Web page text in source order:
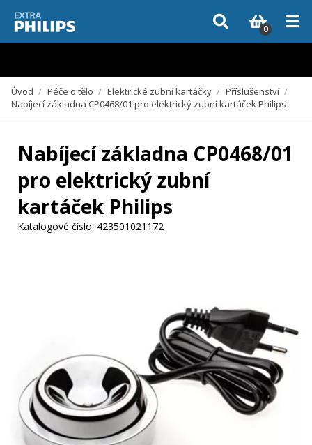
Vzhledem k aktuální situaci se může dodání dílů, které nejsou skladem,
zpozdit. Děkujeme za pochopení.
0
Úvod / Péče o tělo / Elektrické zubní kartáčky / Příslušenství /
Nabíjecí základna CP0468/01 pro elektrický zubní kartáček Philips
Nabíjecí základna CP0468/01
pro elektrický zubní
kartáček Philips
Katalogové číslo: 423501021172